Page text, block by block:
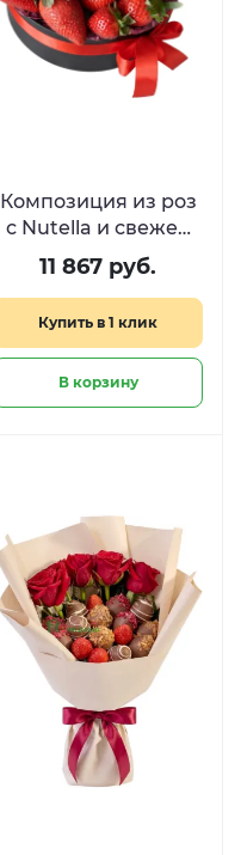
Композиция из роз
с Nutella и свежей
клубникой «Аромат
нежности»
11 867 руб.
Купить в 1 клик
В корзину